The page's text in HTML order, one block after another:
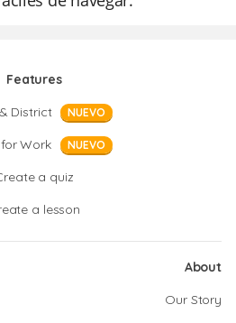
Features
District
NUEVO
Work NUEVO
a quiz
a lesson
About
Our Story